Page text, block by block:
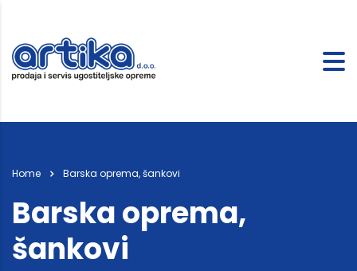
Home Barska oprema, šankovi
Barska oprema,
šankovi